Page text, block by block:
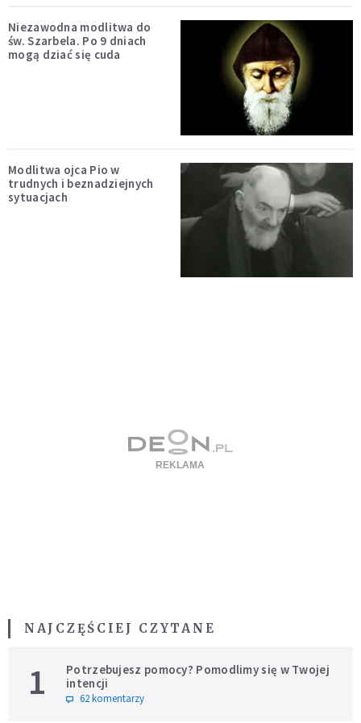
Niezawodna modlitwa do
św. Szarbela. Po 9 dniach
mogą dziać się cuda
Modlitwa ojca Pio w
trudnych i beznadziejnych
sytuacjach
NAJCZĘŚCIEJ CZYTANE
1
Potrzebujesz pomocy? Pomodlimy się w Twojej
intencji
62 komentarzy